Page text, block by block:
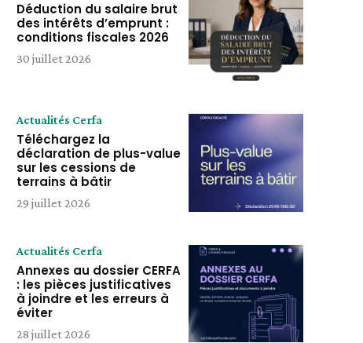
Déduction du salaire brut
des intérêts d’emprunt :
conditions fiscales 2026
30 juillet 2026
Actualités Cerfa
Téléchargez la
déclaration de plus-value
sur les cessions de
terrains à bâtir
29 juillet 2026
Actualités Cerfa
Annexes au dossier CERFA
: les pièces justificatives
à joindre et les erreurs à
éviter
28 juillet 2026